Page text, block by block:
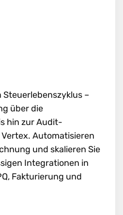
Steuerlebenszyklus –
über die
hin zur Audit-
Automatisieren
und skalieren Sie
Integrationen in
Fakturierung und